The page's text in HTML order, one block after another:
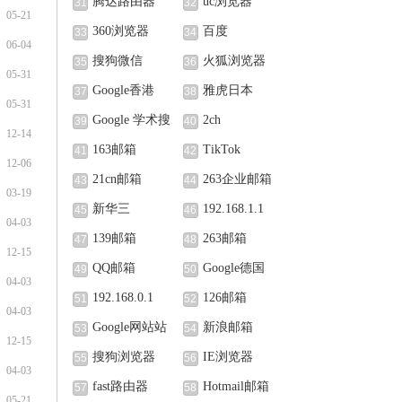
05-21
06-04
05-31
05-31
12-14
12-06
03-19
04-03
12-15
04-03
04-03
12-15
04-03
31 32
33 360浏览器 34 百度
35 搜狗微信 36 火狐浏览器
37 Google香港 38 雅虎日本
39 Google 学术搜
索
40 2ch
41 163邮箱 42 TikTok
43 21cn邮箱 44 263企业邮箱
45 新华三 46 192.168.1.1
47 139邮箱 48 263邮箱
49 QQ邮箱 50 Google德国
51 192.168.0.1 52 126邮箱
53 Google网站站
长中心
54 新浪邮箱
55 搜狗浏览器 56 IE浏览器
57 fast路由器 58 Hotmail邮箱